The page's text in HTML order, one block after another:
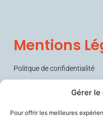
Gérer
Pour offrir les meilleures
Mentions
Politque de confidentialité